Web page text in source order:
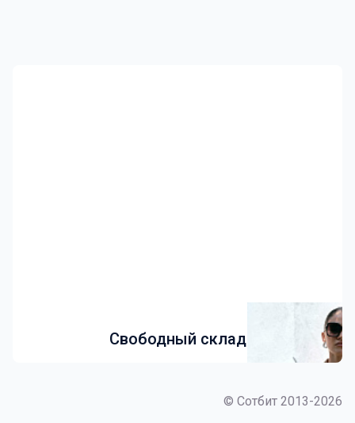
Свободный склад
© Сотбит 2013-2026